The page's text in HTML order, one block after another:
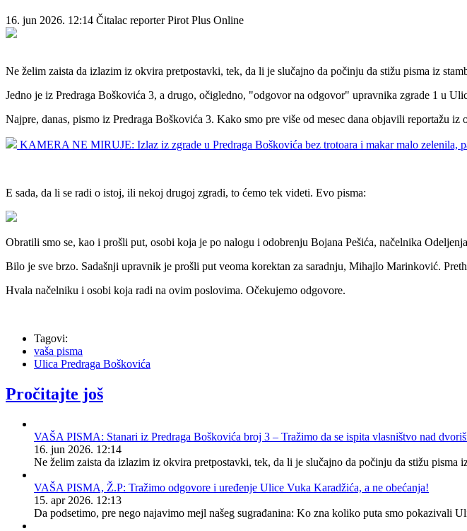
16. jun 2026. 12:14 Čitalac reporter Pirot Plus Online
Ne želim zaista da izlazim iz okvira pretpostavki, tek, da li je slučajno da počinju da stižu pisma iz
Jedno je iz Predraga Boškovića 3, a drugo, očigledno, "odgovor na odgovor" upravnika zgrade 1 u
Najpre, danas, pismo iz Predraga Boškovića 3. Kako smo pre više od mesec dana objavili reportažu iz
KAMERA NE MIRUJE: Izlaz iz zgrade u Predraga Boškovića bez trotoara i makar malo zelenila,
E sada, da li se radi o istoj, ili nekoj drugoj zgradi, to ćemo tek videti. Evo pisma:
Obratili smo se, kao i prošli put, osobi koja je po nalogu i odobrenju Bojana Pešića, načelnika
Bilo je sve brzo. Sadašnji upravnik je prošli put veoma korektan za saradnju, Mihajlo Marinković.
Hvala načelniku i osobi koja radi na ovim poslovima. Očekujemo odgovore.
Tagovi:
vaša pisma
Ulica Predraga Boškovića
Pročitajte još
VAŠA PISMA: Stanari iz Predraga Boškovića broj 3 – Tražimo da se ispita vlasništvo nad
16. jun 2026. 12:14
Ne želim zaista da izlazim iz okvira pretpostavki, tek, da li je slučajno da počinju da stižu
VAŠA PISMA, Ž.P: Tražimo odgovore i uređenje Ulice Vuka Karadžića, a ne obećanja!
15. apr 2026. 12:13
Da podsetimo, pre nego najavimo mejl našeg sugrađanina: Ko zna koliko puta smo